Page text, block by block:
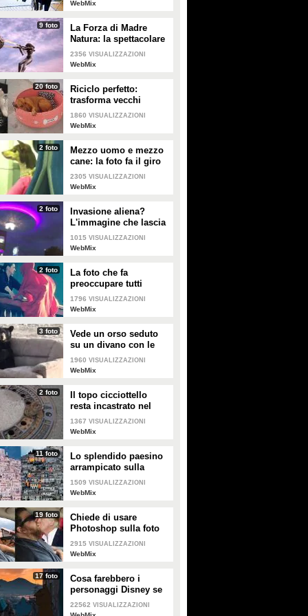
WebMix
9 foto
La Forza di Madre
Natura: la spettacolare
struttura di Lorenzo
Quinn
2356 VISUALIZZAZIONI
WebMix
20 foto
Riciclo perfetto:
trasforma vecchi
pneumatici in cuccette
per cani
1860 VISUALIZZAZIONI
WebMix
2 foto
Mezzo uomo e mezzo
cane: la foto fa il giro
del web
2305 VISUALIZZAZIONI
WebMix
2 foto
Invasione aliena?
L'immagine che lascia
a bocca aperta
1015 VISUALIZZAZIONI
WebMix
2 foto
La foto che fa
preoccupare tutti
1796 VISUALIZZAZIONI
WebMix
3 foto
Vede un orso seduto
su un divano con le
zampe incrociate:
ferma l'auto per fare
1960 VISUALIZZAZIONI
WebMix
2 foto
Il topo cicciottello
resta incastrato nel
tombino: i vigili del
fuoco lo salvano
1367 VISUALIZZAZIONI
WebMix
11 foto
Lo splendido paesino
arrampicato sulla
collina: il panorama
sembra un presepe
1509 VISUALIZZAZIONI
WebMix
19 foto
Chiede di usare
Photoshop sulla foto
del marito: i risultati
sono esilaranti
2915 VISUALIZZAZIONI
WebMix
17 foto
Cosa farebbero i
personaggi Disney se
visitassero Napoli
22562 VISUALIZZAZIONI